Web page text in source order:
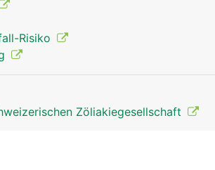
Risiko
Zöliakiegesellschaft